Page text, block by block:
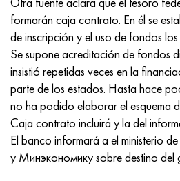
formarán caja contrato. En él se
de inscripción y el uso de fondos
Se supone acreditación de fondos
insistió repetidas veces en la
parte de los estados. Hasta hace
no ha podido elaborar el esquema
Caja contrato incluirá y la del
El banco informará a el ministerio
y Минэкономику sobre destino del
Incotherm
incotest
Jette M152
Cobalto 6B
maraging 250
47ND
47НХР
49KF
49K2F, 49K2FA-VI
Aleación 50N
HN62VMYUT
HN62MVKYU
HN63MB
XN65VM
KhN65VMTYu
VT-35
PT-1M
PT-3V
PT-7M
2B
1.4466 - AISI 310MoLn
Aleación Al6xn
15-7Ph® - 1.4532
PH 13-8 meses - 1.4534
1.4542 - 17-4Ph®
10X17H13M3T
10X18N18Yu4D
11X11N2V2MF
12Х18Н9Т
13X11N2V2MF
2,0872, CuNi10Fe1Mn, Cw352h
Bronce aluminio silicio
CW301G, C64200
bronce de silicio
C65500, CuAl11Fe3
latón rojo
C84400, CuSn2ZnPb
C83600, CuSn5ZnPb
45G2, 45g2, AISI 1144
Aleación de acero estructural
10g2, 10g2, AISI 1513
12X2H4A, 15NiCr13, 1.5752
AC14, 11SMnPb30
Р6М5, 1.3343, hs6-5-2, sw7m
Р6М5К5, 1.3243, hs6-5-2-5
R6M5F3, 1.3344, hs6-5-3
9М4К8,1.3207
R12F3, 1.3318, sw12